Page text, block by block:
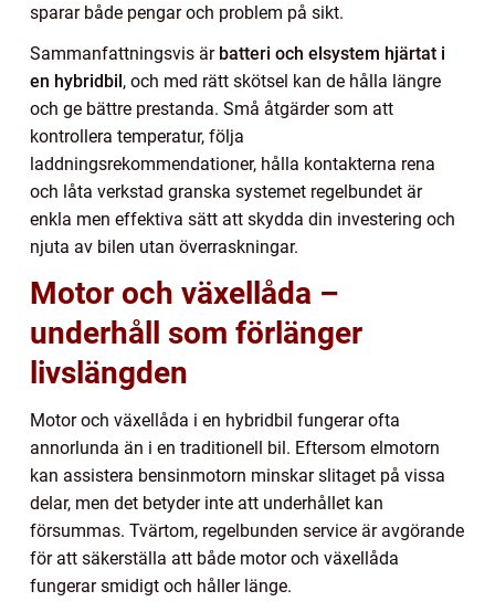
sparar både pengar och problem på sikt.
Sammanfattningsvis är batteri och elsystem hjärtat i
en hybridbil, och med rätt skötsel kan de hålla längre
och ge bättre prestanda. Små åtgärder som att
kontrollera temperatur, följa
laddningsrekommendationer, hålla kontakterna rena
och låta verkstad granska systemet regelbundet är
enkla men effektiva sätt att skydda din investering och
njuta av bilen utan överraskningar.
Motor och växellåda –
underhåll som förlänger
livslängden
Motor och växellåda i en hybridbil fungerar ofta
annorlunda än i en traditionell bil. Eftersom elmotorn
kan assistera bensinmotorn minskar slitaget på vissa
delar, men det betyder inte att underhållet kan
försummas. Tvärtom, regelbunden service är avgörande
för att säkerställa att både motor och växellåda
fungerar smidigt och håller länge.